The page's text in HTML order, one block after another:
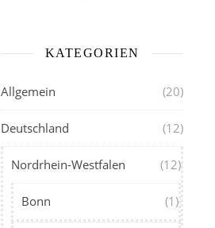
KATEGORIEN
Allgemein (20)
Deutschland (12)
Nordrhein-Westfalen (12)
Bonn (1)